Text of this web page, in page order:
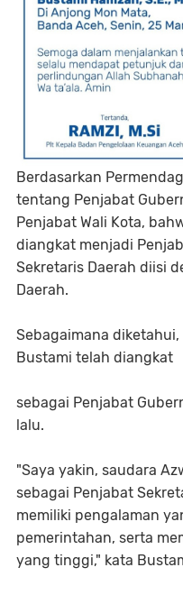
Berdasarkan
tentang Penjabat
Penjabat Wali Kota,
diangkat menjadi
Sekretaris Daerah diisi
Daerah.
Sebagaimana
Bustami telah diangkat
sebagai Penjabat
lalu.
"Saya yakin, saudara
sebagai Penjabat
memiliki pengalaman
pemerintahan, serta
yang tinggi," kata